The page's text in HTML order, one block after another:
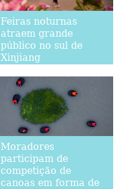
Feiras noturnas
atraem grande
público no sul de
Xinjiang
Moradores
participam de
competição de
canoas em forma de